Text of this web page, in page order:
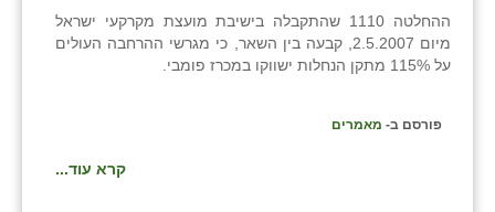
ההחלטה 1110 שהתקבלה בישיבת מועצת מקרקעי ישראל
מיום 2.5.2007, קבעה בין השאר, כי מגרשי ההרחבה העולים
על 115% מתקן הנחלות ישווקו במכרז פומבי.
פורסם ב- מאמרים
קרא עוד...
שדמה
תלמי יוסף